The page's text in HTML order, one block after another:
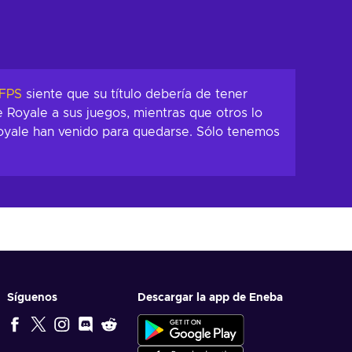
FPS siente que su título debería de tener
Royale a sus juegos, mientras que otros lo
han venido para quedarse. Sólo tenemos
Síguenos Descargar la app de Eneba